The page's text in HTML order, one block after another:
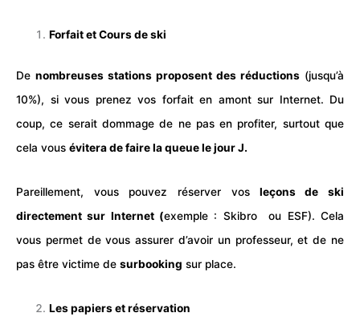
Forfait et Cours de ski
De nombreuses stations proposent des réductions (jusqu’à
10%), si vous prenez vos forfait en amont sur Internet. Du
coup, ce serait dommage de ne pas en profiter, surtout que
cela vous évitera de faire la queue le jour J.
Pareillement, vous pouvez réserver vosleçons de ski
directement sur Internet (exemple : Skibroou ESF). Cela
vous permet de vous assurer d’avoir un professeur, et de ne
pas être victime de surbooking sur place.
Les papiers et réservation